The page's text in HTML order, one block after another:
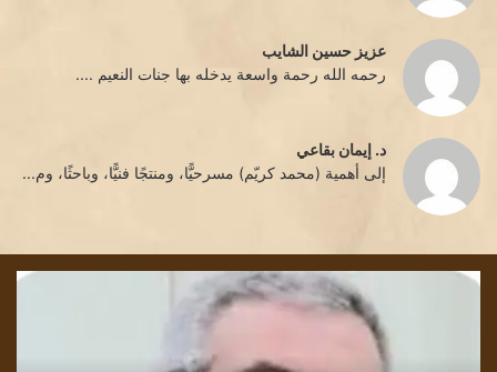
عزيز حسين الشايب
رحمه الله رحمة واسعة يدخله بها جنات النعيم ....
د. إيمان بقاعي
إلى أهمية (محمد كريّم) مسرحيًّا، ومنتجًا فنيًّا، وباحثًا، وم...
رحيل